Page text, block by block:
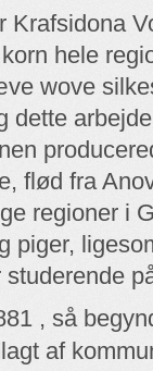
Krafsidona
hele
wove
dette
flød fra
regioner i
piger,
, så
af